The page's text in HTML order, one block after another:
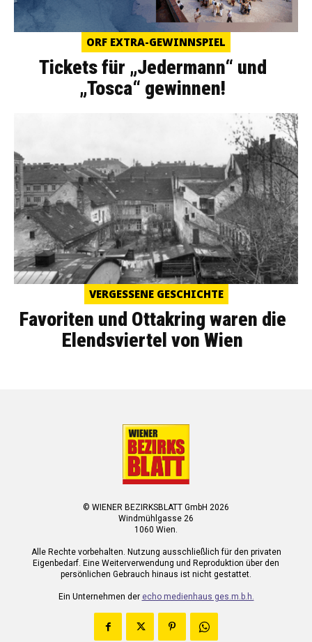
ORF EXTRA-GEWINNSPIEL
Tickets für „Jedermann“ und
„Tosca“ gewinnen!
VERGESSENE GESCHICHTE
Favoriten und Ottakring waren die
Elendsviertel von Wien
© WIENER BEZIRKSBLATT GmbH 2026
Windmühlgasse 26
1060 Wien.
Alle Rechte vorbehalten. Nutzung ausschließlich für den privaten
Eigenbedarf. Eine Weiterverwendung und Reproduktion über den
persönlichen Gebrauch hinaus ist nicht gestattet.
Ein Unternehmen der echo medienhaus ges.m.b.h.